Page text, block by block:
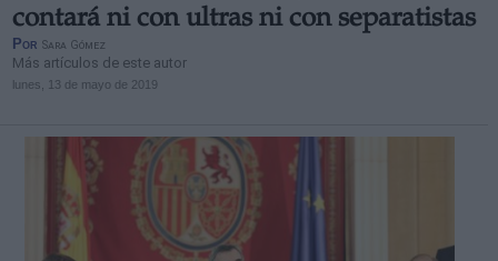
contará ni con ultras ni con separatistas
Por Sara Gómez
Más artículos de este autor
lunes, 13 de mayo de 2019